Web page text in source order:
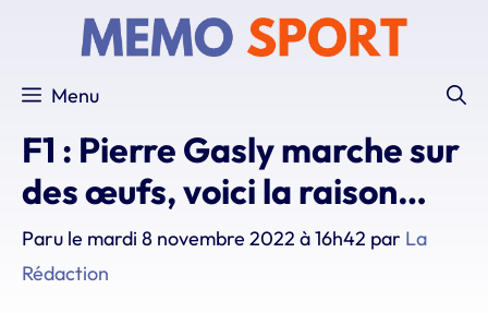
Menu
F1 : Pierre Gasly marche sur
des œufs, voici la raison…
Paru le mardi 8 novembre 2022 à 16h42 par La
Rédaction